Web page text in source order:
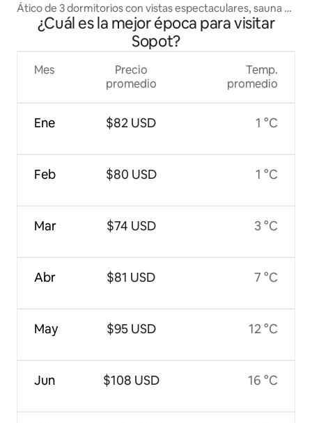
Ático de 3 dormitorios con vistas espectaculares, sauna y
gimnasio
¿Cuál es la mejor época para visitar
Sopot?
Mes
Ene
Feb
Mar
Abr
May
Jun
Precio
promedio
$82 USD
$80 USD
$74 USD
$81 USD
$95 USD
$108 USD
Temp.
promedio
1 °C
1 °C
3 °C
7 °C
12 °C
16 °C